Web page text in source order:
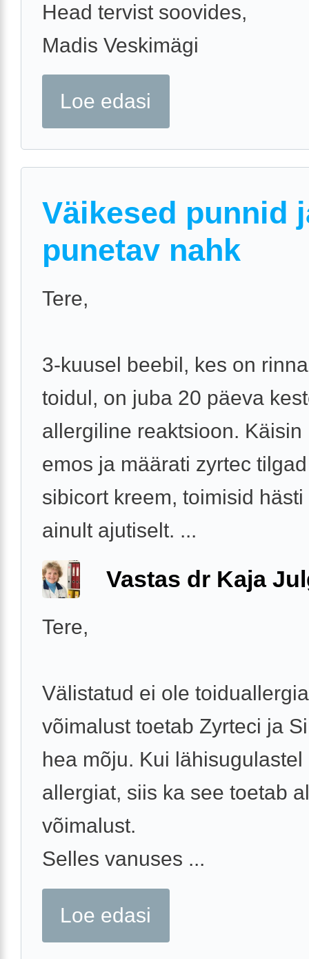
Head tervist soovides,
Madis Veskimägi
Loe edasi
Väikesed punnid
punetav nahk
Tere,
3-kuusel beebil, kes on
toidul, on juba 20 päeva
allergiline reaktsioon. Käisin
emos ja määrati zyrtec
sibicort kreem, toimisid hästi
ainult ajutiselt. ...
Vastas dr Kaja
Tere,
Välistatud ei ole
võimalust toetab Zyrteci ja
hea mõju. Kui
allergiat, siis ka see toetab
võimalust.
Selles vanuses ...
Loe edasi